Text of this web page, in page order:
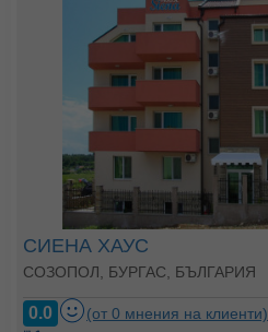
СИЕНА ХАУС
СОЗОПОЛ, БУРГАС, БЪЛГАРИЯ
0.0
(от 0 мнения на клиенти)